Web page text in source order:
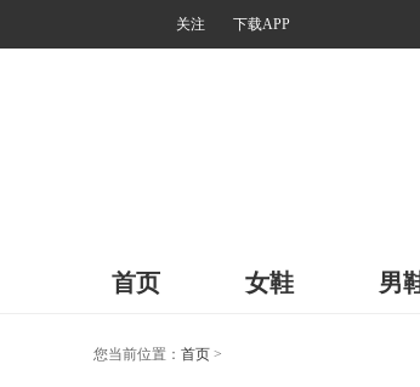
关注 下载APP
首页 女鞋 男
您当前位置： 首页 >